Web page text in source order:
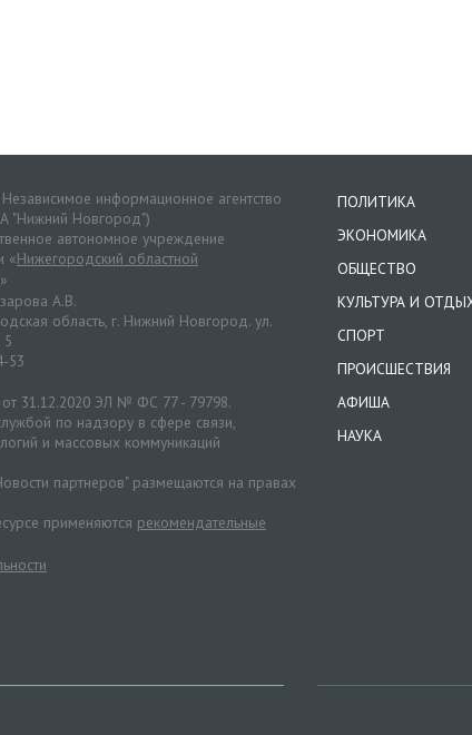
информационное агентство
"Нижний Новгород")
автономное учреждение
«Нижегородский областной
»
А.В.
область, г. Нижний Новгород. ул.
5
53
31.12.2020 ЭЛ № ФС 77 - 79798.
по надзору в сфере связи,
и массовых коммуникаций
партнеров" размещаются на правах
применяются рекомендательные
ПОЛИТИКА
ЭКОНОМИКА
ОБЩЕСТВО
КУЛЬТУРА И
СПОРТ
ПРОИСШЕСТВИЯ
АФИША
НАУКА